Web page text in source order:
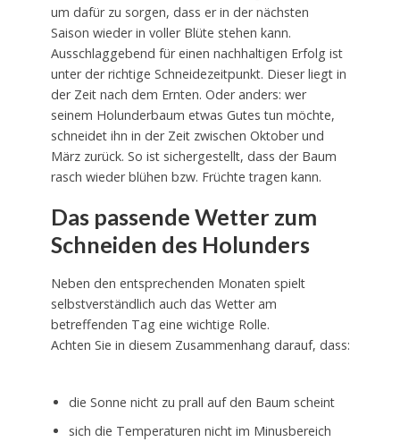
um dafür zu sorgen, dass er in der nächsten
Saison wieder in voller Blüte stehen kann.
Ausschlaggebend für einen nachhaltigen Erfolg ist
unter der richtige Schneidezeitpunkt. Dieser liegt in
der Zeit nach dem Ernten. Oder anders: wer
seinem Holunderbaum etwas Gutes tun möchte,
schneidet ihn in der Zeit zwischen Oktober und
März zurück. So ist sichergestellt, dass der Baum
rasch wieder blühen bzw. Früchte tragen kann.
Das passende Wetter zum
Schneiden des Holunders
Neben den entsprechenden Monaten spielt
selbstverständlich auch das Wetter am
betreffenden Tag eine wichtige Rolle.
Achten Sie in diesem Zusammenhang darauf, dass:
die Sonne nicht zu prall auf den Baum scheint
sich die Temperaturen nicht im Minusbereich